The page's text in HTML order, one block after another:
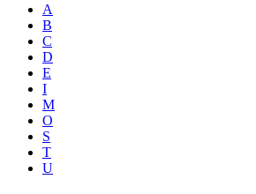
A
B
C
D
E
I
M
O
S
T
U